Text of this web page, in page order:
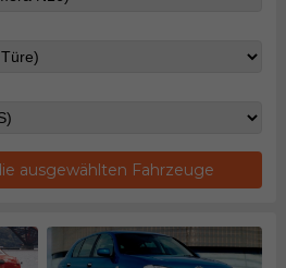
ausgewählten Fahrzeuge